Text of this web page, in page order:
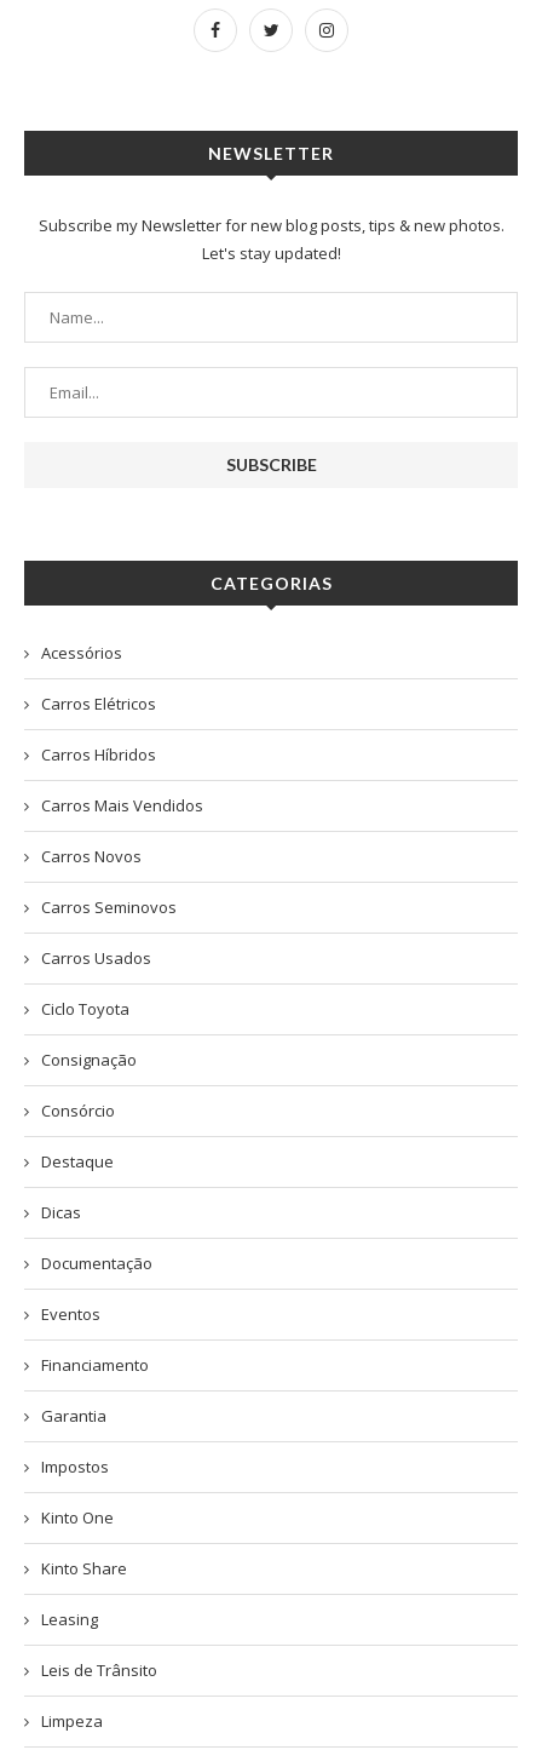
NEWSLETTER
Subscribe my Newsletter for new blog posts, tips & new photos.
Let's stay updated!
CATEGORIAS
Acessórios
Carros Elétricos
Carros Híbridos
Carros Mais Vendidos
Carros Novos
Carros Seminovos
Carros Usados
Ciclo Toyota
Consignação
Consórcio
Destaque
Dicas
Documentação
Eventos
Financiamento
Garantia
Impostos
Kinto One
Kinto Share
Leasing
Leis de Trânsito
Limpeza